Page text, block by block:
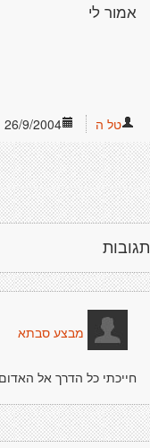
אמור לי
26/9/2004 טל ה
תגובות
מבצע סבתא
חייכתי כל הדרך אל